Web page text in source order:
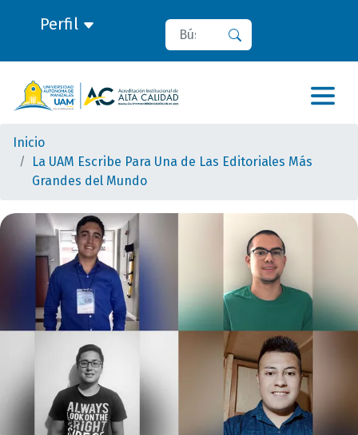
Perfil Buscar
Inicio
La UAM Escribe Para Una de Las Editoriales Más
Grandes del Mundo